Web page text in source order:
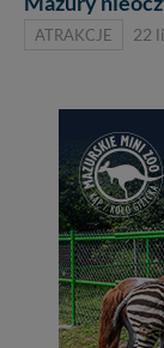
ATRAKCJE 22